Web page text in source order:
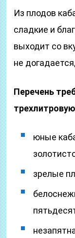
Из плодов
сладкие и
выходит со
не
Перечень
юные
зрелые